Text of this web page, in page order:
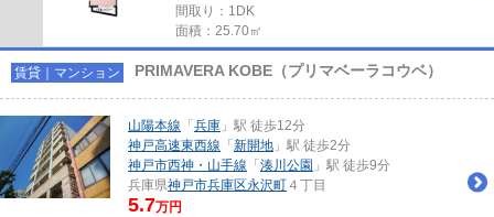
間取り：1DK
面積：25.70㎡
賃貸｜マンション PRIMAVERA KOBE（プリマベーラコウベ）
山陽本線 「 兵庫 」駅 徒歩12分
神戸高速東西線 「 新開地 」駅 徒歩2分
神戸市西神・山手線 「 湊川公園 」駅 徒歩9分
兵庫県神戸市兵庫区永沢町 ４丁目
5.7万円